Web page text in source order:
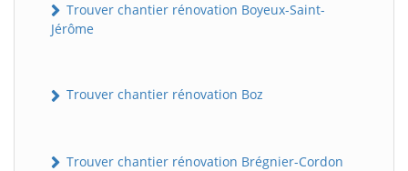
Trouver chantier rénovation Boyeux-Saint-
Jérôme
Trouver chantier rénovation Boz
Trouver chantier rénovation Brégnier-Cordon